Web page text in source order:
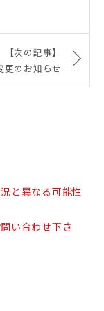
【次の記事】
更のお知らせ
と異なる可能性
い合わせ下さ